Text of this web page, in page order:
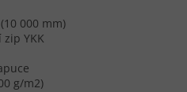
000 mm)
YKK
g/m2)